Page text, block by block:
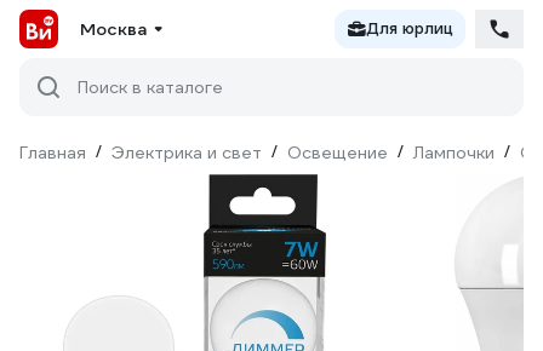
Москва Для юрлиц
Поиск в каталоге
Главная / Электрика и свет / Освещение / Лампочки /